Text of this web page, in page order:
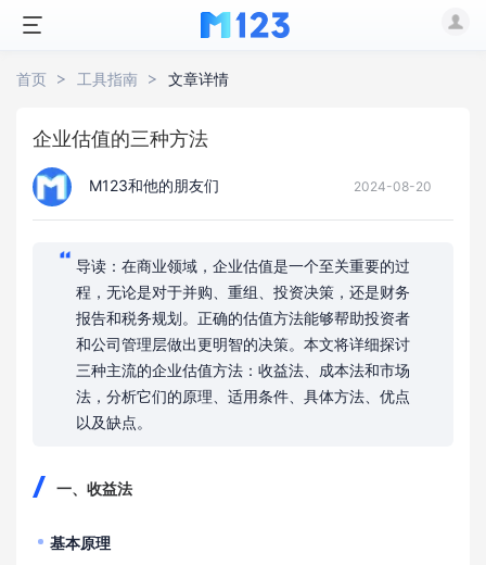
首页 工具指南 文章详情
企业估值的三种方法
M123和他的朋友们 2024-08-20
导读：在商业领域，企业估值是一个至关重要的过
程，无论是对于并购、重组、投资决策，还是财务
报告和税务规划。正确的估值方法能够帮助投资者
和公司管理层做出更明智的决策。本文将详细探讨
三种主流的企业估值方法：收益法、成本法和市场
法，分析它们的原理、适用条件、具体方法、优点
以及缺点。
一、收益法
基本原理